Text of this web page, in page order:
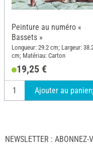
Peinture au numéro «
Bassets »
Longueur: 29.2 cm; Largeur:
cm; Matériau: Carton
19,25 €
Ajouter au panier
NEWSLETTER : ABONNEZ-